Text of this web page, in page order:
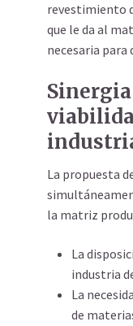
revestimiento
que le da al
necesaria para
La propuesta
la matriz
La
industria
La
de